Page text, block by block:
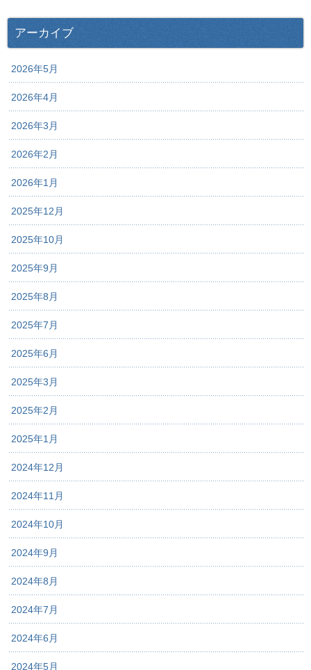
アーカイブ
2026年5月
2026年4月
2026年3月
2026年2月
2026年1月
2025年12月
2025年10月
2025年9月
2025年8月
2025年7月
2025年6月
2025年3月
2025年2月
2025年1月
2024年12月
2024年11月
2024年10月
2024年9月
2024年8月
2024年7月
2024年6月
2024年5月